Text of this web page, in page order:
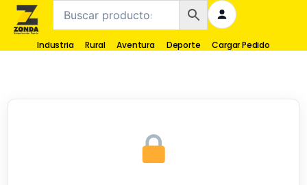
Industria Rural Aventura Deporte Cargar Pedido